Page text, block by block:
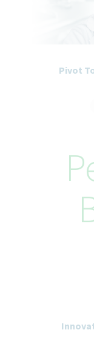
Physiotherapie,
hast Du Zeit für
virtuelles
werden Deine
durch
verschiedene
Funktion
Berichtet an
Human Resources
Pivot